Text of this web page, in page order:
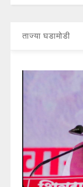
ताज्या घडामोडी